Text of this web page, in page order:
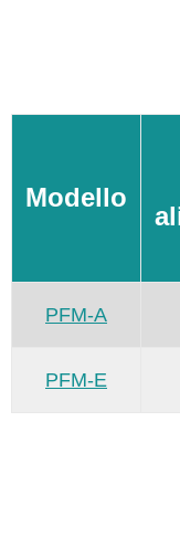
Modello
PFM-A
PFM-E